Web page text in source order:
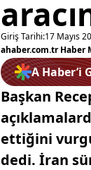
Giriş Tarihi:17 Mayıs
ahaber.com.tr Haber
A Haber’i
Başkan
ettiğini
dedi. İran